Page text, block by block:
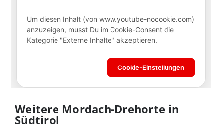
Weitere Mordach-Drehorte in
Südtirol